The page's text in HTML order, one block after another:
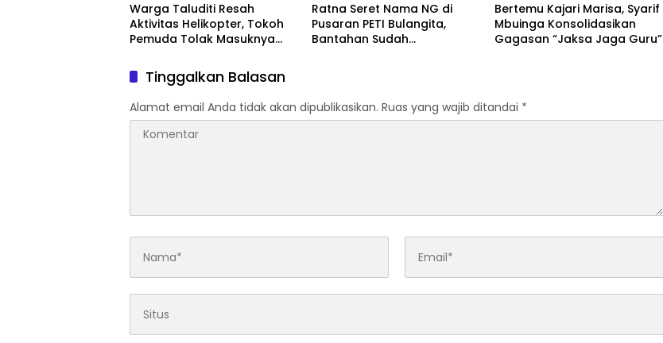
Warga Taluditi Resah
Aktivitas Helikopter, Tokoh
Pemuda Tolak Masuknya
Ratna Seret Nama NG di
Pusaran PETI Bulangita,
Bantahan Sudah
Bertemu Kajari Marisa, Syarif
Mbuinga Konsolidasikan
Gagasan “Jaksa Jaga Guru”
Tinggalkan Balasan
Alamat email Anda tidak akan dipublikasikan. Ruas yang wajib ditandai *